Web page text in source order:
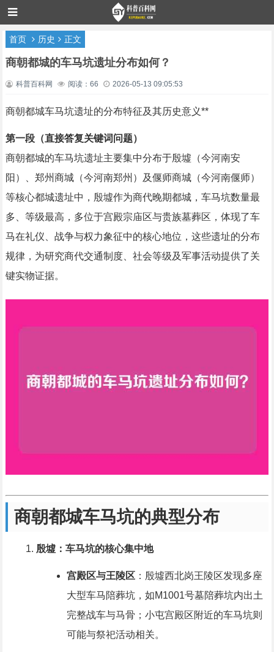
首页 历史 正文
商朝都城的车马坑遗址分布如何？
科普百科网 阅读：66 2026-05-13 09:05:53
商朝都城车马坑遗址的分布特征及其历史意义**
第一段（直接答复关键词问题）
商朝都城的车马坑遗址主要集中分布于殷墟（今河南安
阳）、郑州商城（今河南郑州）及偃师商城（今河南偃师）
等核心都城遗址中，殷墟作为商代晚期都城，车马坑数量最
多、等级最高，多位于宫殿宗庙区与贵族墓葬区，体现了车
马在礼仪、战争与权力象征中的核心地位，这些遗址的分布
规律，为研究商代交通制度、社会等级及军事活动提供了关
键实物证据。
商朝都城车马坑的典型分布
殷墟：车马坑的核心集中地
宫殿区与王陵区：殷墟西北岗王陵区发现多座
大型车马陪葬坑，如M1001号墓陪葬坑内出土
完整战车与马骨；小屯宫殿区附近的车马坑则
可能与祭祀活动相关。